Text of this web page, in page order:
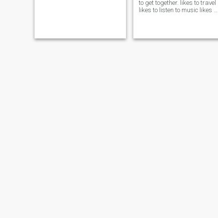
to get together. likes to travel
likes to listen to music likes to